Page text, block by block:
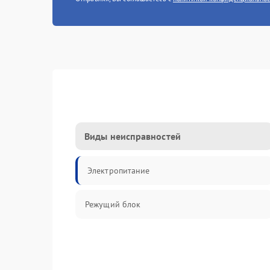
Виды неисправностей
Электропитание
Режущий блок